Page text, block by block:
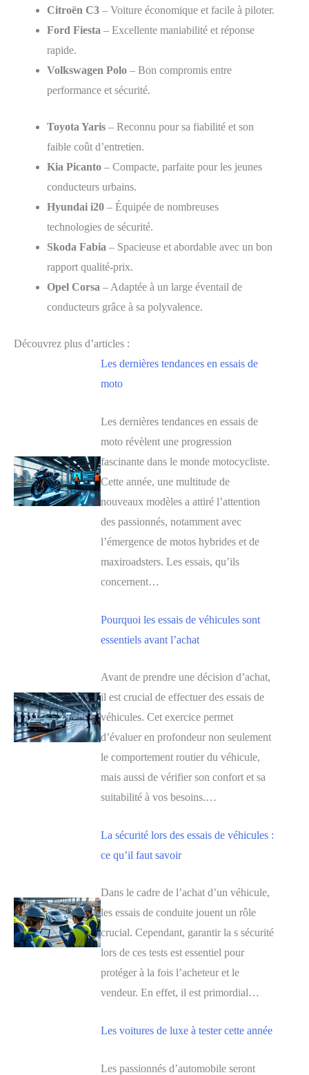
Citroën C3 – Voiture économique et facile à piloter.
Ford Fiesta – Excellente maniabilité et réponse
rapide.
Volkswagen Polo – Bon compromis entre
performance et sécurité.
Toyota Yaris – Reconnu pour sa fiabilité et son
faible coût d’entretien.
Kia Picanto – Compacte, parfaite pour les jeunes
conducteurs urbains.
Hyundai i20 – Équipée de nombreuses
technologies de sécurité.
Skoda Fabia – Spacieuse et abordable avec un bon
rapport qualité-prix.
Opel Corsa – Adaptée à un large éventail de
conducteurs grâce à sa polyvalence.
Découvrez plus d’articles :
Les dernières tendances en essais de
moto
Les dernières tendances en essais de
moto révèlent une progression
fascinante dans le monde motocycliste.
Cette année, une multitude de
nouveaux modèles a attiré l’attention
des passionnés, notamment avec
l’émergence de motos hybrides et de
maxiroadsters. Les essais, qu’ils
concernent…
Pourquoi les essais de véhicules sont
essentiels avant l’achat
Avant de prendre une décision d’achat,
il est crucial de effectuer des essais de
véhicules. Cet exercice permet
d’évaluer en profondeur non seulement
le comportement routier du véhicule,
mais aussi de vérifier son confort et sa
suitabilité à vos besoins.…
La sécurité lors des essais de véhicules :
ce qu’il faut savoir
Dans le cadre de l’achat d’un véhicule,
les essais de conduite jouent un rôle
crucial. Cependant, garantir la s sécurité
lors de ces tests est essentiel pour
protéger à la fois l’acheteur et le
vendeur. En effet, il est primordial…
Les voitures de luxe à tester cette année
Les passionnés d’automobile seront